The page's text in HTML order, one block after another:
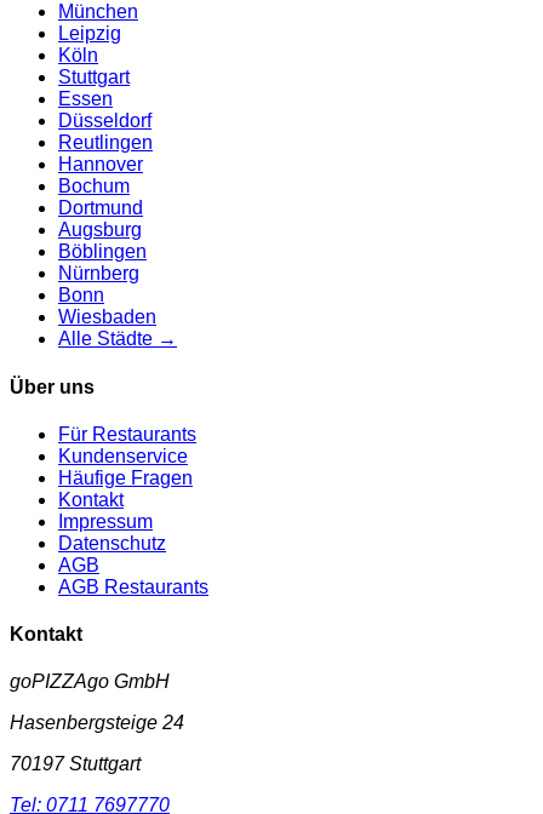
München
Leipzig
Köln
Stuttgart
Essen
Düsseldorf
Reutlingen
Hannover
Bochum
Dortmund
Augsburg
Böblingen
Nürnberg
Bonn
Wiesbaden
Alle Städte →
Über uns
Für Restaurants
Kundenservice
Häufige Fragen
Kontakt
Impressum
Datenschutz
AGB
AGB Restaurants
Kontakt
goPIZZAgo GmbH
Hasenbergsteige 24
70197 Stuttgart
Tel: 0711 7697770